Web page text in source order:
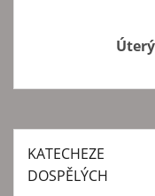
N
KATECHEZE
DOSPĚLÝCH